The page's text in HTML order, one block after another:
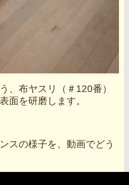
、布ヤスリ（＃120番）
面を研磨します。
スの様子を、動画でどう